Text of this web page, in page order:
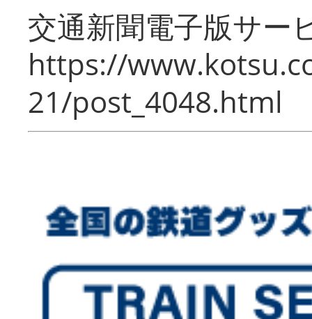
交通新聞電子版サー
https://
21/post_4048.html